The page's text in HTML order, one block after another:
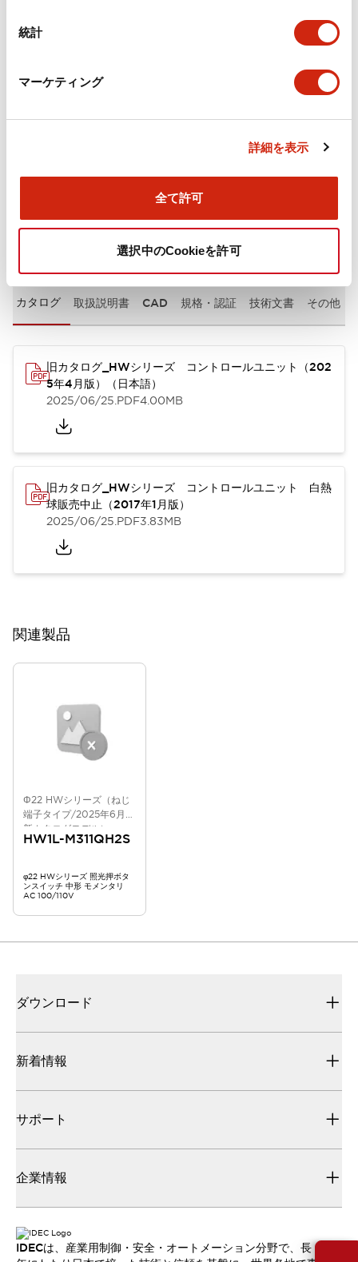
統計
マーケティング
詳細を表示
全て許可
選択中のCookieを許可
電気的仕様(照光部定格)
ドキュメントとファイル
カタログ 取扱説明書 CAD 規格・認証 技術文書 その他
旧カタログ_HWシリーズ コントロールユニット（202
5年4月版）（日本語）
2025/06/25.PDF4.00MB
旧カタログ_HWシリーズ コントロールユニット 白熱
球販売中止（2017年1月版）
2025/06/25.PDF3.83MB
関連製品
Φ22 HWシリーズ（ねじ
端子タイプ/2025年6月版
新カタログモデル）
HW1L-M311QH2S
φ22 HWシリーズ 照光押ボタ
ンスイッチ 中形 モメンタリ
AC 100/110V
ダウンロード
新着情報
サポート
企業情報
IDECは、産業用制御・安全・オートメーション分野で、長